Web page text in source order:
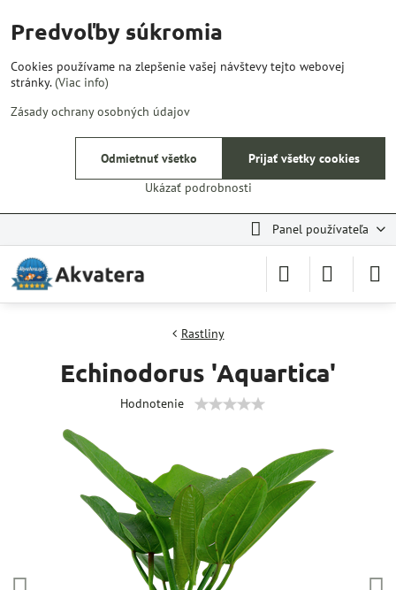
Panel používateľa
Rastliny
Echinodorus 'Aquartica'
Hodnotenie
Predvoľby súkromia
Cookies používame na zlepšenie vašej návštevy tejto webovej
stránky.(Viac info)
Zásady ochrany osobných údajov
Ukázať podrobnosti
Prijať všetky cookies
Odmietnuť všetko